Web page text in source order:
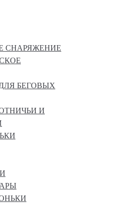
СНАРЯЖЕНИЕ
БЕГОВЫХ
И